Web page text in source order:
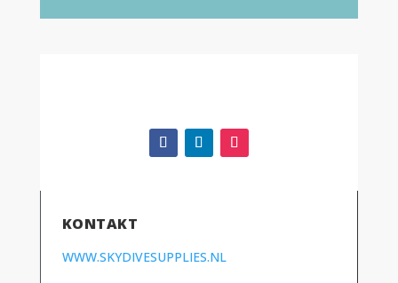
KONTAKT
WWW.SKYDIVESUPPLIES.NL